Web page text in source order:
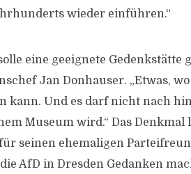
wieder einführen.“
eine geeignete Gedenkstätte
Jan Donhauser. „Etwas,
kann. Und es darf nicht nach
Museum wird.“ Das
seinen ehemaligen
AfD in Dresden Gedanken